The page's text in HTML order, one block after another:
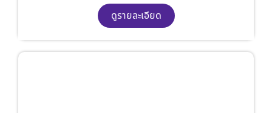
ดูรายละเอียด